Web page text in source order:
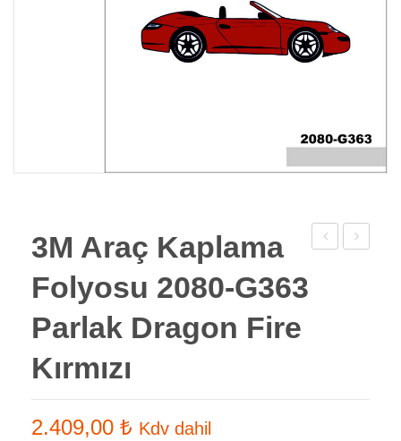
3M Araç Kaplama
Folyosu 2080-G363
Parlak Dragon Fire
Kırmızı
2.409,00 ₺ Kdv dahil